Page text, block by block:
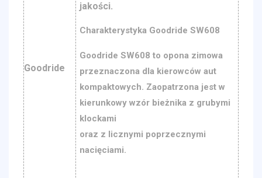
Goodride
jakości.
Charakterystyka Goodride SW608
Goodride SW608 to opona zimowa
przeznaczona dla kierowców aut
kompaktowych. Zaopatrzona jest w
kierunkowy wzór bieżnika z grubymi
klockami
oraz z licznymi poprzecznymi
nacięciami.